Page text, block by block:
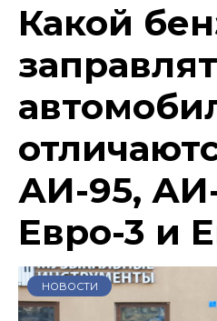
Какой
АИ-95,
Евро-3 и
НОВОСТИ